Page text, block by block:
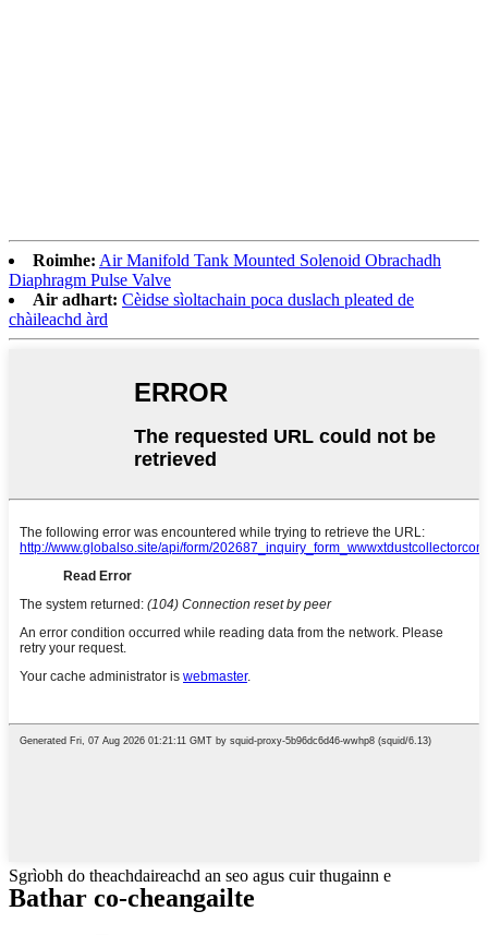
Roimhe: Air Manifold Tank Mounted Solenoid Obrachadh
Diaphragm Pulse Valve
Air adhart: Cèidse sìoltachain poca duslach pleated de
chàileachd àrd
Sgrìobh do theachdaireachd an seo agus cuir thugainn e
Bathar co-cheangailte